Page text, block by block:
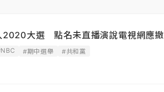
2020大選 點名未直播演說電視網應
#期中選舉 #共和黨